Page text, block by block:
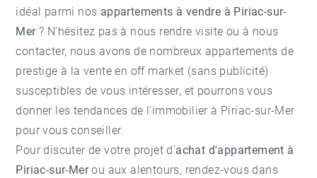
idéal parmi nos appartements à vendre à Piriac-sur-
Mer? N'hésitez pas à nous rendre visite ou à nous
contacter, nous avons de nombreux appartements de
prestige à la vente en off market (sans publicité)
susceptibles de vous intéresser, et pourrons vous
donner les tendances de l'immobilier à Piriac-sur-Mer
pour vous conseiller.
Pour discuter de votre projet d'achat d'appartement à
Piriac-sur-Merou aux alentours, rendez-vous dans